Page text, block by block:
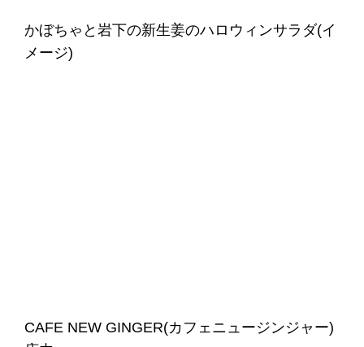
かぼちゃと岩下の新生姜のハロウィンサラダ(イ
メージ)
CAFE NEW GINGER(カフェニュージンジャー)